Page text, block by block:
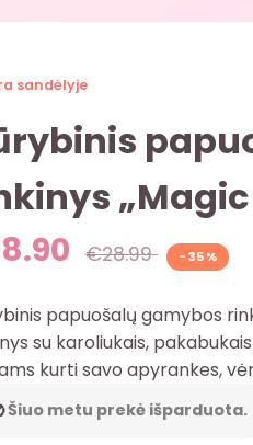
sandėlyje
„Magic
€28.99 -35%
papuošalų gamybos
su karoliukais,
kurti savo apyrankes,
Šiuo metu prekė išparduota.